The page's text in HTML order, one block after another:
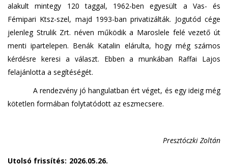
alakult mintegy 120 taggal, 1962-ben egyesült a Vas- és
Fémipari Ktsz-szel, majd 1993-ban privatizálták. Jogutód cége
jelenleg Strulik Zrt. néven működik a Maroslele felé vezető út
menti ipartelepen. Benák Katalin elárulta, hogy még számos
kérdésre keresi a választ. Ebben a munkában Raffai Lajos
felajánlotta a segítéségét.
A rendezvény jó hangulatban ért véget, és egy ideig még
kötetlen formában folytatódott az eszmecsere.
Presztóczki Zoltán
Utolsó frissítés: 2026.05.26.